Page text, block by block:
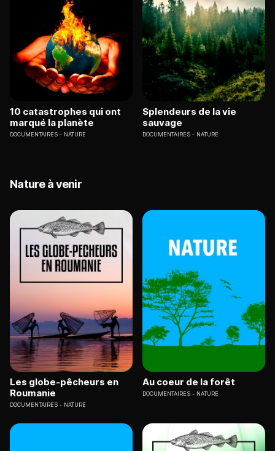
10 catastrophes qui ont
marqué la planète
DOCUMENTAIRES NATURE
Splendeurs de la vie
sauvage
DOCUMENTAIRES NATURE
Nature à venir
Les globe-pêcheurs en
Roumanie
DOCUMENTAIRES NATURE
Au coeur de la forêt
DOCUMENTAIRES NATURE